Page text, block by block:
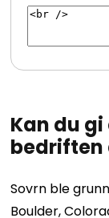
Kan du
bedriften
Sovrn ble
Boulder,